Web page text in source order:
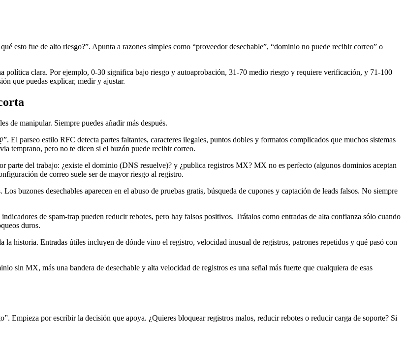
esto fue de alto riesgo?”. Apunta a razones simples como “proveedor desechable”, “dominio no puede recibir correo” o
política clara. Por ejemplo, 0-30 significa bajo riesgo y autoaprobación, 31-70 medio riesgo y requiere verificación, y 71-100
que puedas explicar, medir y ajustar.
de manipular. Siempre puedes añadir más después.
El parseo estilo RFC detecta partes faltantes, caracteres ilegales, puntos dobles y formatos complicados que muchos sistemas
temprano, pero no te dicen si el buzón puede recibir correo.
del trabajo: ¿existe el dominio (DNS resuelve)? y ¿publica registros MX? MX no es perfecto (algunos dominios aceptan
de correo suele ser de mayor riesgo al registro.
buzones desechables aparecen en el abuso de pruebas gratis, búsqueda de cupones y captación de leads falsos. No siempre
de spam-trap pueden reducir rebotes, pero hay falsos positivos. Trátalos como entradas de alta confianza sólo cuando
duros.
historia. Entradas útiles incluyen de dónde vino el registro, velocidad inusual de registros, patrones repetidos y qué pasó con
sin MX, más una bandera de desechable y alta velocidad de registros es una señal más fuerte que cualquiera de esas
Empieza por escribir la decisión que apoya. ¿Quieres bloquear registros malos, reducir rebotes o reducir carga de soporte? Si